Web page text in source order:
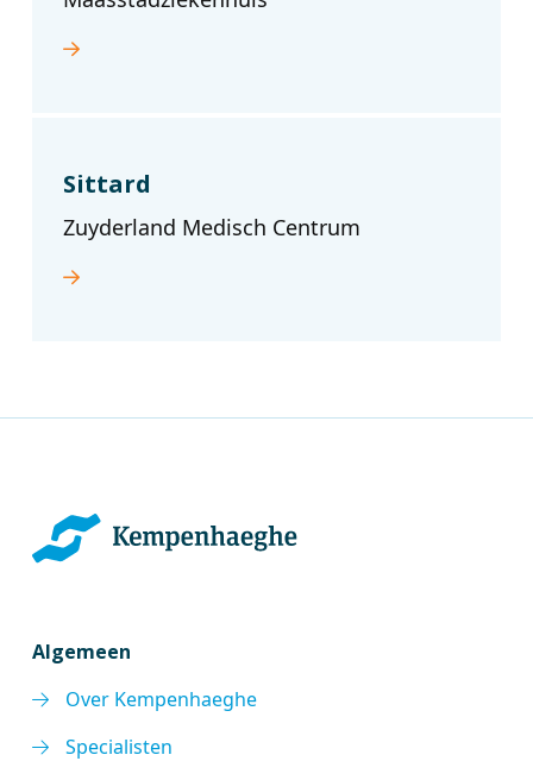
Sittard
Zuyderland Medisch Centrum
Algemeen
Over Kempenhaeghe
Specialisten